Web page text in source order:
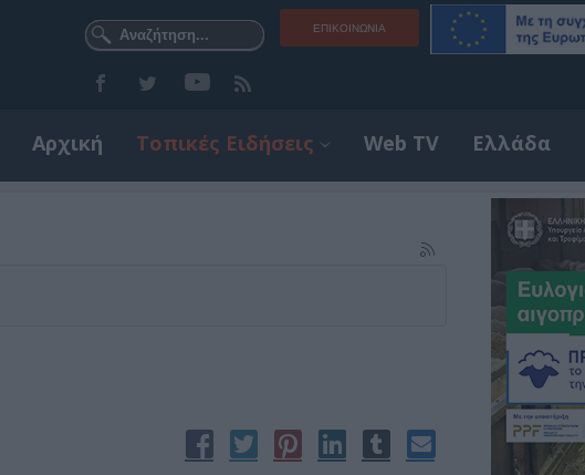
ΕΠΙΚΟΙΝΩΝΊΑ
Αρχική Τοπικές Ειδήσεις Web TV Ελλάδα